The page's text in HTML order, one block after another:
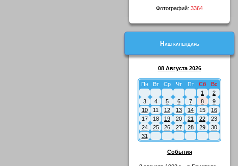
Фотографий: 3364
Наш календарь
08 Августа 2026
Пн Вт Ср Чт Пт Сб
Вс
1
2
3
4 5 6 7 8
9
10
11 12 13 14 15
16
17
18 19 20 21 22
23
24
25 26 27 28 29
30
31
События